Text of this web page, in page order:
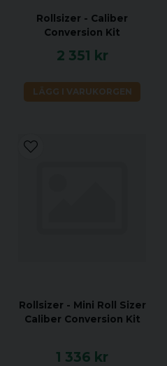
Rollsizer - Caliber
Conversion Kit
2 351 kr
LÄGG I VARUKORGEN
Rollsizer - Mini Roll Sizer
Caliber Conversion Kit
1 336 kr